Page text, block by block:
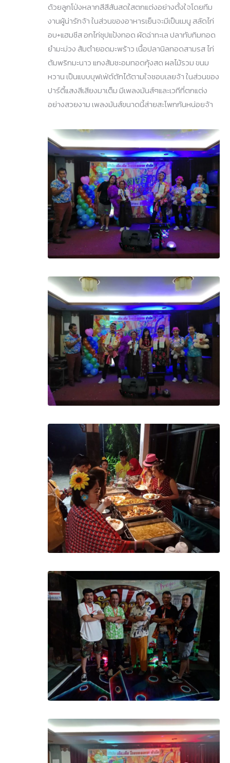
ด้วยลูกโป่งหลากสีสีสันสดใสตกแต่งอย่างตั้งใจโดยทีม
งานผู้น่ารักจ้า ในส่วนของอาหารเย็นจะมีเป็นเมนู สลัดไก่
อบ+แฮมชีส อกไก่ชุปแป้งทอด ผัดฉ่าทะเล ปลาทับทิมทอด
ยำมะม่วง ส้มตำยอดมะพร้าว เนื้อปลานิลทอดสามรส ไก่
ต้มพริกมะนาว แกงส้มชะอมทอดกุ้งสด ผลไม้รวม ขนม
หวาน เป็นแบบบุฟเฟ่ต์ตักได้ตามใจชอบเลยจ้า ในส่วนของ
ปาร์ตี้แสงสีเสียงมาเต็ม มีเพลงมันส์ๆและเวทีที่ตกแต่ง
อย่างสวยงาม เพลงมันส์ขนาดนี้ส่ายสะโพกกันหน่อยจ้า